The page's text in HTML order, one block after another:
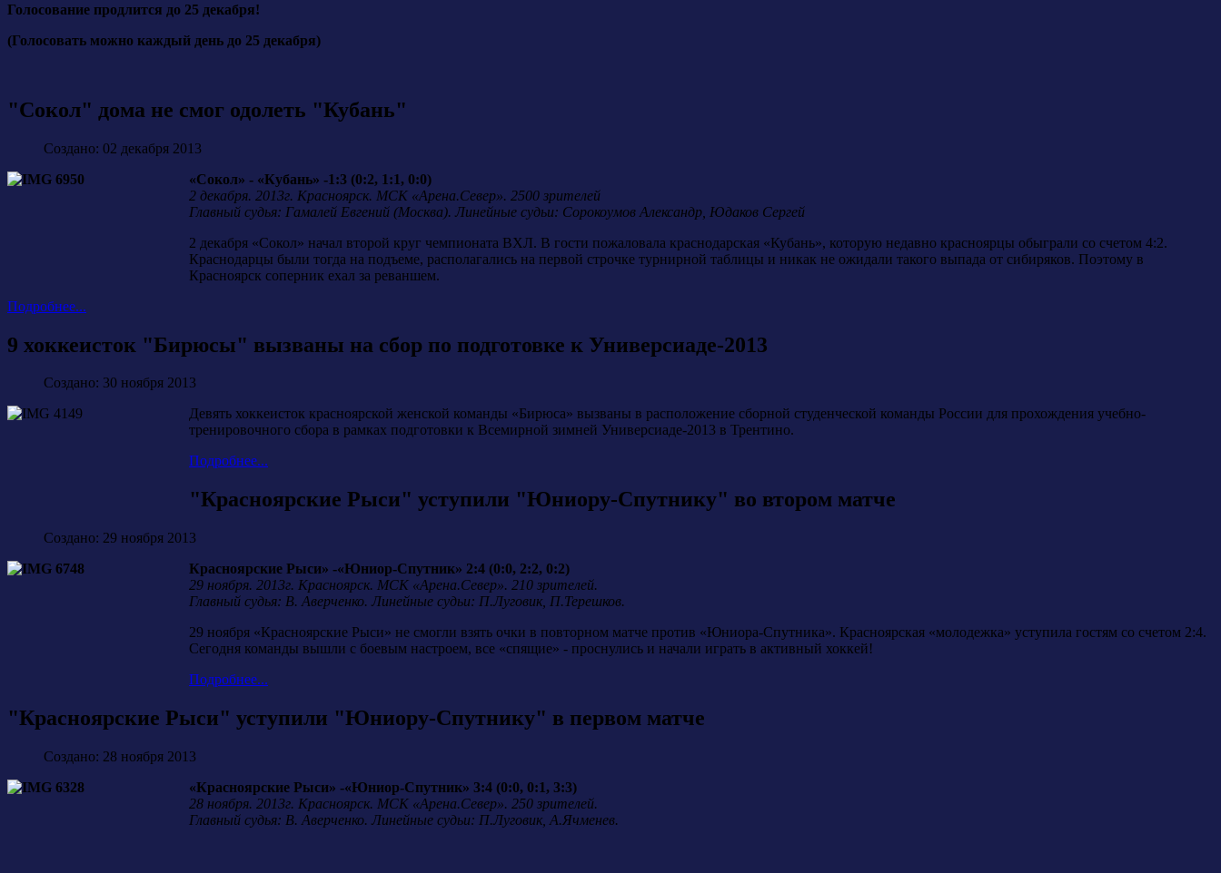
Голосование продлится до 25 декабря!
(Голосовать можно каждый день до 25 декабря)
"Сокол" дома не смог одолеть "Кубань"
Создано: 02 декабря 2013
«Сокол» - «Кубань» -1:3 (0:2, 1:1, 0:0)
2 декабря. 2013г. Красноярск. МСК «Арена.Север». 2500 зрителей
Главный судья: Гамалей Евгений (Москва). Линейные судьи: Сорокоумов Александр, Юдаков Сергей
2 декабря «Сокол» начал второй круг чемпионата ВХЛ. В гости пожаловала краснодарская «Кубань», которую недавно красноярцы обыграли со счетом 4:2.
Краснодарцы были тогда на подъеме, располагались на первой строчке турнирной таблицы и никак не ожидали такого выпада от сибиряков. Поэтому в
Красноярск соперник ехал за реваншем.
Подробнее...
9 хоккеисток "Бирюсы" вызваны на сбор по подготовке к Универсиаде-2013
Создано: 30 ноября 2013
Девять хоккеисток красноярской женской команды «Бирюса» вызваны в расположение сборной студенческой команды России для прохождения учебно-
тренировочного сбора в рамках подготовки к Всемирной зимней Универсиаде-2013 в Трентино.
Подробнее...
"Красноярские Рыси" уступили "Юниору-Спутнику" во втором матче
Создано: 29 ноября 2013
Красноярские Рыси» -«Юниор-Спутник» 2:4 (0:0, 2:2, 0:2)
29 ноября. 2013г. Красноярск. МСК «Арена.Север». 210 зрителей.
Главный судья: В. Аверченко. Линейные судьи: П.Луговик, П.Терешков.
29 ноября «Красноярские Рыси» не смогли взять очки в повторном матче против «Юниора-Спутника». Красноярская «молодежка» уступила гостям со счетом 2:4.
Сегодня команды вышли с боевым настроем, все «спящие» - проснулись и начали играть в активный хоккей!
Подробнее...
"Красноярские Рыси" уступили "Юниору-Спутнику" в первом матче
Создано: 28 ноября 2013
«Красноярские Рыси» -«Юниор-Спутник» 3:4 (0:0, 0:1, 3:3)
28 ноября. 2013г. Красноярск. МСК «Арена.Север». 250 зрителей.
Главный судья: В. Аверченко. Линейные судьи: П.Луговик, А.Ячменев.